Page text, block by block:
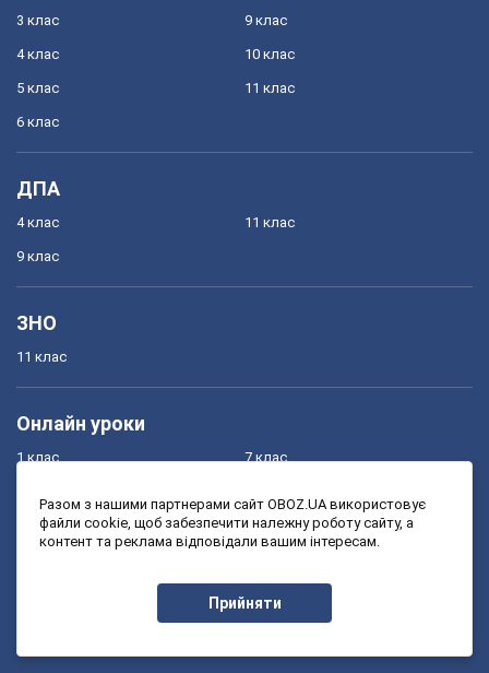
3 клас
4 клас
5 клас
6 клас
9 клас
10 клас
11 клас
ДПА
4 клас
9 клас
11 клас
ЗНО
11 клас
Онлайн уроки
1 клас
3 клас
7 клас
9 клас
Разом з нашими партнерами сайт OBOZ.UA використовує
файли cookie, щоб забезпечити належну роботу сайту, а
контент та реклама відповідали вашим інтересам.
Прийняти